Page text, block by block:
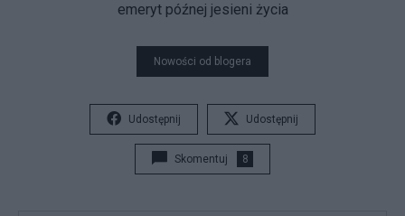
emeryt późnej jesieni życia
Nowości od blogera
Udostępnij Udostępnij
Skomentuj 8